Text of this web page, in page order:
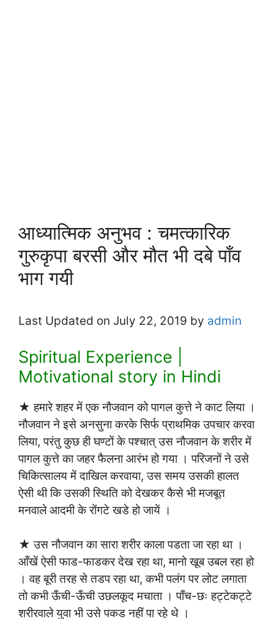
आध्यात्मिक अनुभव : चमत्कारिक
गुरुकृपा बरसी और मौत भी दबे पाँव
भाग गयी
Last Updated on July 22, 2019 by admin
Spiritual Experience |
Motivational story in Hindi
★ हमारे शहर में एक नौजवान को पागल कुत्ते ने काट लिया ।
नौजवान ने इसे अनसुना करके सिर्फ प्राथमिक उपचार करवा
लिया, परंतु कुछ ही घण्टों के पश्चात् उस नौजवान के शरीर में
पागल कुत्ते का जहर फैलना आरंभ हो गया । परिजनों ने उसे
चिकित्सालय में दाखिल करवाया, उस समय उसकी हालत
ऐसी थी कि उसकी स्थिति को देखकर कैसे भी मजबूत
मनवाले आदमी के रोंगटे खडे हो जायें ।
★ उस नौजवान का सारा शरीर काला पडता जा रहा था ।
आँखें ऐसी फाड-फाडकर देख रहा था, मानो खूब उबल रहा हो
। वह बूरी तरह से तडप रहा था, कभी पलंग पर लोट लगाता
तो कभी ऊँची-ऊँची उछलकूद मचाता । पाँच-छः हट्टेकट्टे
शरीरवाले युवा भी उसे पकड नहीं पा रहे थे ।